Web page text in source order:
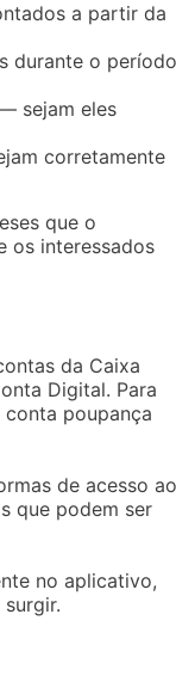
a partir da
durante o período
sejam eles
corretamente
que o
os interessados
da Caixa
Digital. Para
poupança
de acesso ao
que podem ser
no aplicativo,